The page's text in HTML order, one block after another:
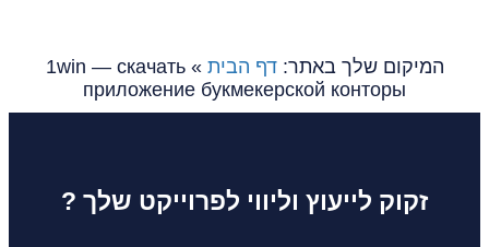
המיקום שלך באתר:דף הבית »
1win — скачать
приложение букмекерской конторы
זקוק לייעוץ וליווי לפרוייקט שלך ?